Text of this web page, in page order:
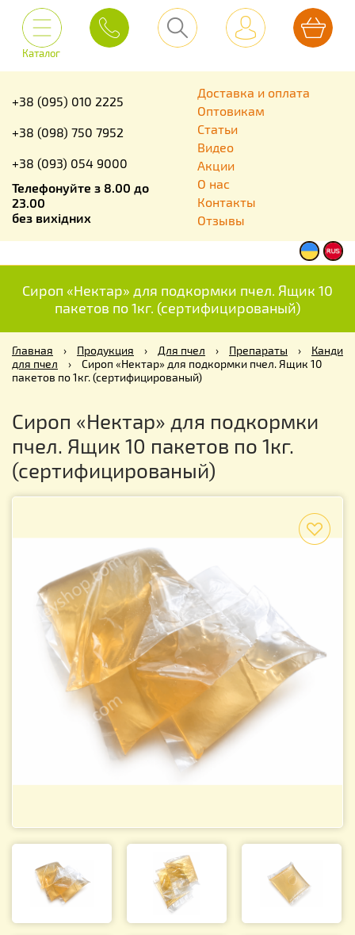
Каталог
+38 (095) 010 2225
+38 (098) 750 7952
+38 (093) 054 9000
Телефонуйте з 8.00 до
23.00
без вихідних
Доставка и оплата
Оптовикам
Статьи
Видео
Акции
О нас
Контакты
Отзывы
Сироп «Нектар» для подкормки пчел. Ящик 10
пакетов по 1кг. (сертифицированый)
Главная › Продукция › Для пчел › Препараты ›
Канди
для пчел
›
Сироп «Нектар» для подкормки пчел. Ящик 10
пакетов по 1кг. (сертифицированый)
Сироп «Нектар» для подкормки
пчел. Ящик 10 пакетов по 1кг.
(сертифицированый)